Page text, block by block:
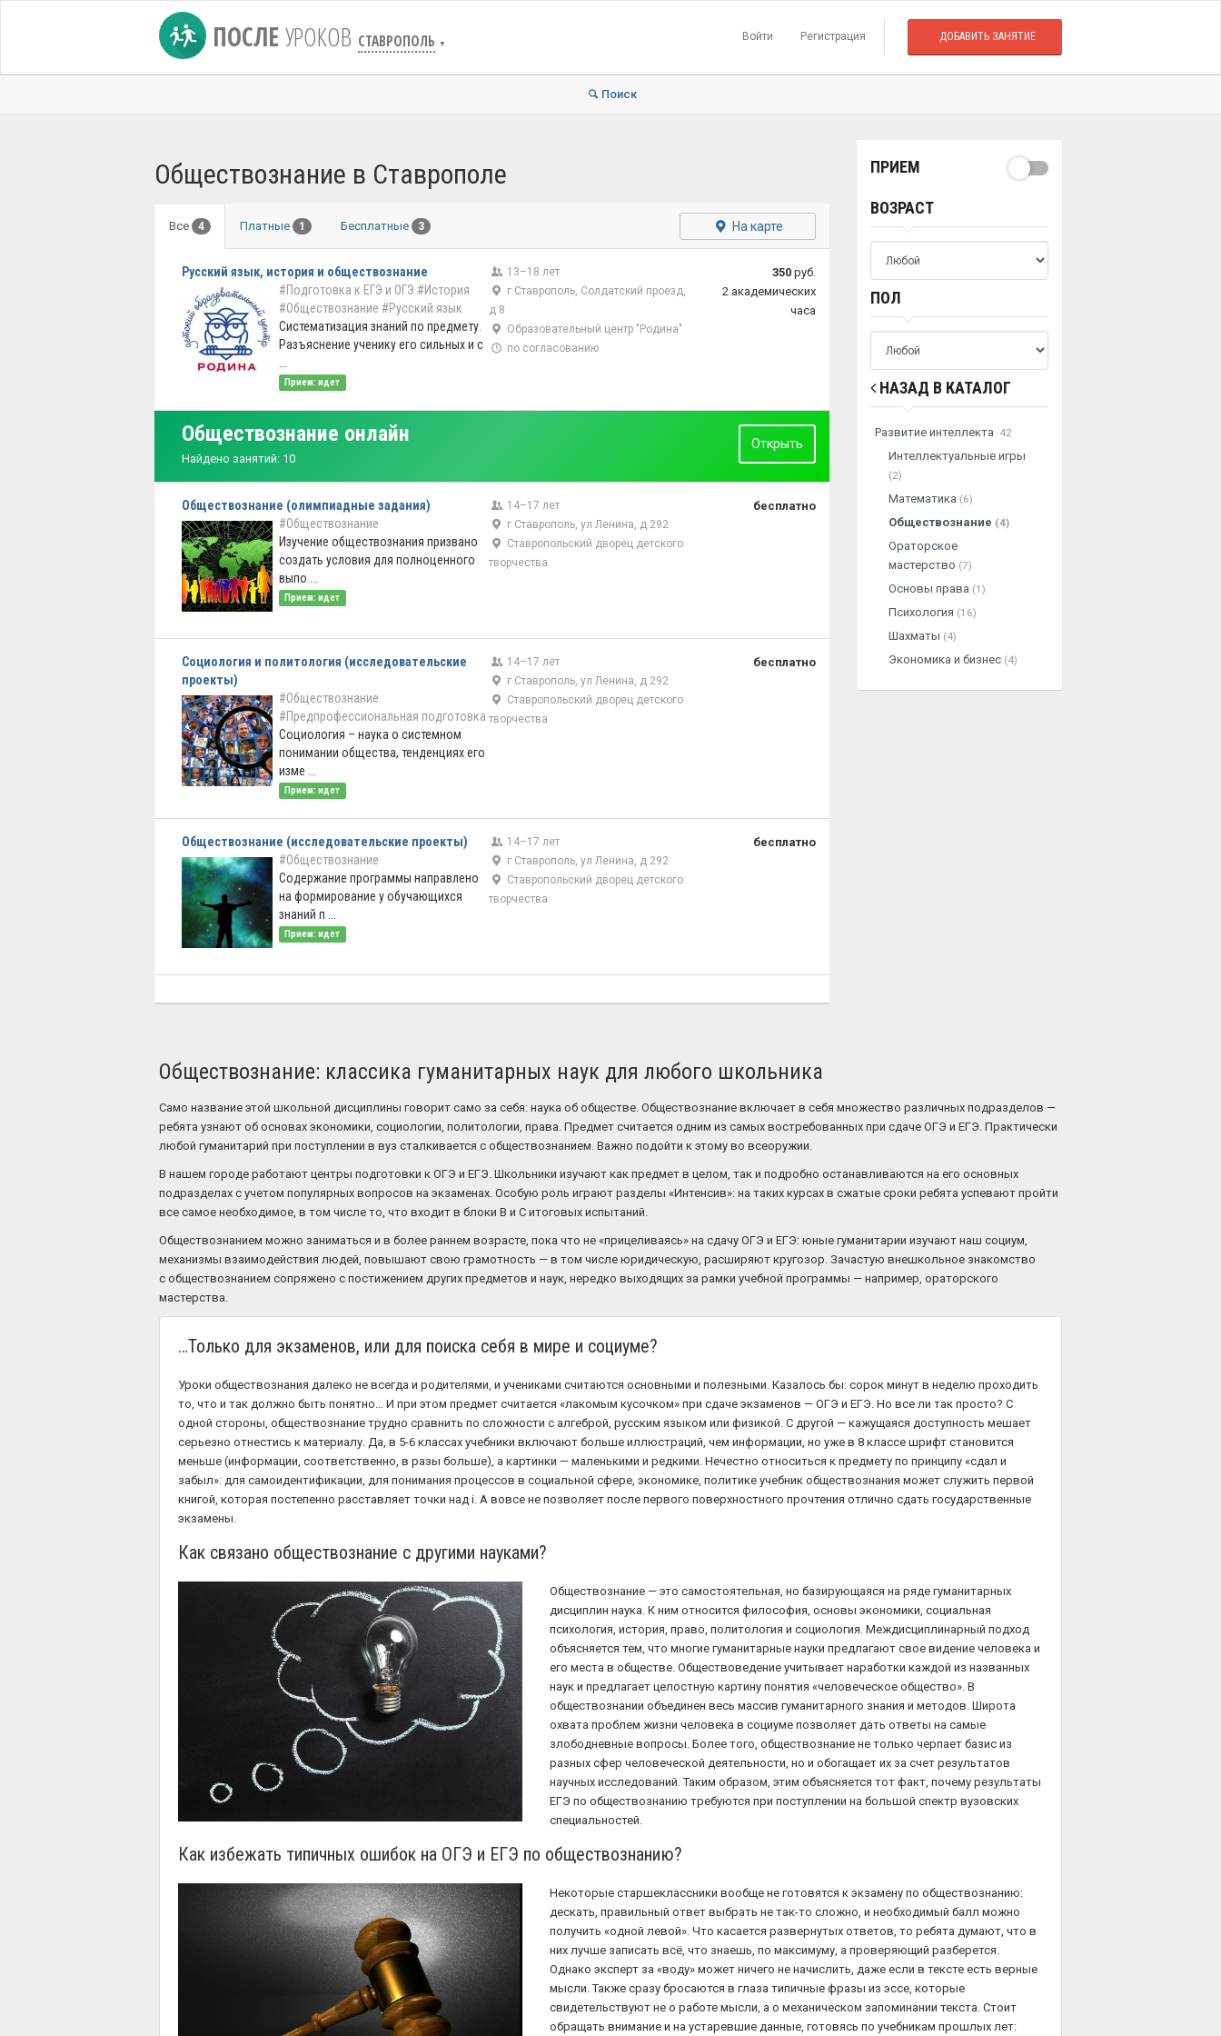
ПОСЛЕ УРОКОВ СТАВРОПОЛЬ ▼
Войти Регистрация ДОБАВИТЬ ЗАНЯТИЕ
Поиск
Обществознание в Ставрополе
Все 4 Платные 1 Бесплатные 3 На карте
Русский язык, история и обществознание
#Подготовка к ЕГЭ и ОГЭ #История
#Обществознание #Русский язык
Систематизация знаний по предмету.
Разъяснение ученику его сильных и с
Прием: идет
13–18 лет
г Ставрополь, Солдатский проезд,
д 8
Образовательный центр "Родина"
по согласованию
350руб.
2 академических
часа
Обществознание онлайн
Найдено занятий: 10
Открыть
Обществознание (олимпиадные задания)
#Обществознание
Изучение обществознания призвано
создать условия для полноценного
выпо ...
Прием: идет
14–17 лет
г Ставрополь, ул Ленина, д 292
Ставропольский дворец детского
творчества
бесплатно
Социология и политология (исследовательские
проекты)
#Обществознание
#Предпрофессиональная подготовка
Социология – наука о системном
понимании общества, тенденциях его
изме ...
Прием: идет
14–17 лет
г Ставрополь, ул Ленина, д 292
Ставропольский дворец детского
творчества
бесплатно
Обществознание (исследовательские проекты)
#Обществознание
Содержание программы направлено
на формирование у обучающихся
знаний п ...
Прием: идет
14–17 лет
г Ставрополь, ул Ленина, д 292
Ставропольский дворец детского
творчества
бесплатно
ПРИЕМ
ВОЗРАСТ
ПОЛ
НАЗАД В КАТАЛОГ
Развитие интеллекта 42
Интеллектуальные игры
(2)
Математика (6)
Обществознание (4)
Ораторское
мастерство (7)
Основы права (1)
Психология (16)
Шахматы (4)
Экономика и бизнес (4)
Обществознание: классика гуманитарных наук для любого школьника
Само название этой школьной дисциплины говорит само за себя: наука об обществе. Обществознание включает в себя множество различных подразделов —
ребята узнают об основах экономики, социологии, политологии, права. Предмет считается одним из самых востребованных при сдаче ОГЭ и ЕГЭ. Практически
любой гуманитарий при поступлении в вуз сталкивается с обществознанием. Важно подойти к этому во всеоружии.
В нашем городе работают центры подготовки к ОГЭ и ЕГЭ. Школьники изучают как предмет в целом, так и подробно останавливаются на его основных
подразделах с учетом популярных вопросов на экзаменах. Особую роль играют разделы «Интенсив»: на таких курсах в сжатые сроки ребята успевают пройти
все самое необходимое, в том числе то, что входит в блоки B и C итоговых испытаний.
Обществознанием можно заниматься и в более раннем возрасте, пока что не «прицеливаясь» на сдачу ОГЭ и ЕГЭ: юные гуманитарии изучают наш социум,
механизмы взаимодействия людей, повышают свою грамотность — в том числе юридическую, расширяют кругозор. Зачастую внешкольное знакомство
с обществознанием сопряжено с постижением других предметов и наук, нередко выходящих за рамки учебной программы — например, ораторского
мастерства.
…Только для экзаменов, или для поиска себя в мире и социуме?
Уроки обществознания далеко не всегда и родителями, и учениками считаются основными и полезными. Казалось бы: сорок минут в неделю проходить
то, что и так должно быть понятно… И при этом предмет считается «лакомым кусочком» при сдаче экзаменов — ОГЭ и ЕГЭ. Но все ли так просто? С
одной стороны, обществознание трудно сравнить по сложности с алгеброй, русским языком или физикой. С другой — кажущаяся доступность мешает
серьезно отнестись к материалу. Да, в 5-6 классах учебники включают больше иллюстраций, чем информации, но уже в 8 классе шрифт становится
меньше (информации, соответственно, в разы больше), а картинки — маленькими и редкими. Нечестно относиться к предмету по принципу «сдал и
забыл»: для самоидентификации, для понимания процессов в социальной сфере, экономике, политике учебник обществознания может служить первой
книгой, которая постепенно расставляет точки над i. А вовсе не позволяет после первого поверхностного прочтения отлично сдать государственные
экзамены.
Как связано обществознание с другими науками?
Обществознание — это самостоятельная, но базирующаяся на ряде гуманитарных
дисциплин наука. К ним относится философия, основы экономики, социальная
психология, история, право, политология и социология. Междисциплинарный подход
объясняется тем, что многие гуманитарные науки предлагают свое видение человека и
его места в обществе. Обществоведение учитывает наработки каждой из названных
наук и предлагает целостную картину понятия «человеческое общество». В
обществознании объединен весь массив гуманитарного знания и методов. Широта
охвата проблем жизни человека в социуме позволяет дать ответы на самые
злободневные вопросы. Более того, обществознание не только черпает базис из
разных сфер человеческой деятельности, но и обогащает их за счет результатов
научных исследований. Таким образом, этим объясняется тот факт, почему результаты
ЕГЭ по обществознанию требуются при поступлении на большой спектр вузовских
специальностей.
Как избежать типичных ошибок на ОГЭ и ЕГЭ по обществознанию?
Некоторые старшеклассники вообще не готовятся к экзамену по обществознанию:
дескать, правильный ответ выбрать не так-то сложно, и необходимый балл можно
получить «одной левой». Что касается развернутых ответов, то ребята думают, что в
них лучше записать всё, что знаешь, по максимуму, а проверяющий разберется.
Однако эксперт за «воду» может ничего не начислить, даже если в тексте есть верные
мысли. Также сразу бросаются в глаза типичные фразы из эссе, которые
свидетельствуют не о работе мысли, а о механическом запоминании текста. Стоит
обращать внимание и на устаревшие данные, готовясь по учебникам прошлых лет: